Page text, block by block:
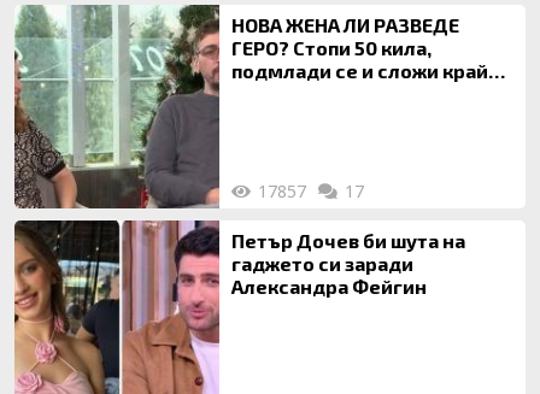
НОВА ЖЕНА ЛИ РАЗВЕДЕ
ГЕРО? Стопи 50 кила,
подмлади се и сложи край
17857 17
Петър Дочев би шута на
гаджето си заради
Александра Фейгин